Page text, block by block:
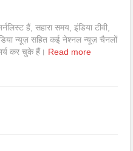
हैं, सहारा समय, इंडिया टीवी,
न्यूज़ सहित कई नेश्नल न्यूज़ चैनलों
कर चुके हैं। Read more